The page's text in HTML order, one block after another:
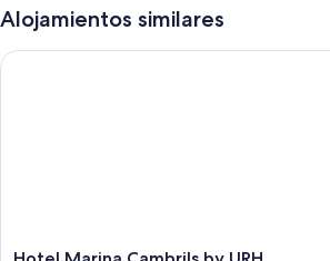
Una piscina al aire libre y una piscina infantil,
Características de la habitación
Alojamientos similares
Hotel
Hotel Marina Cambrils by URH